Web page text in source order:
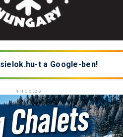
t a Google-ben!
h i r d e t é s